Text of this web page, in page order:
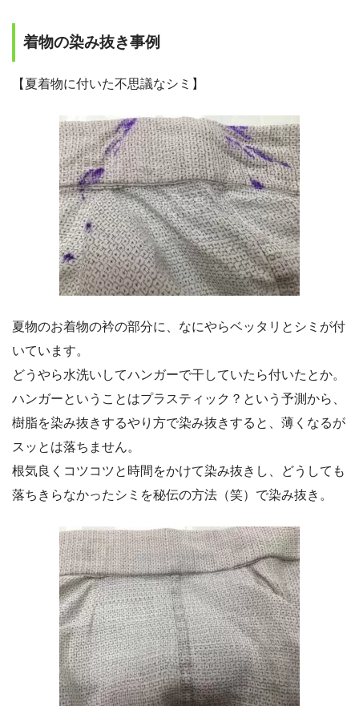
着物の染み抜き事例
【夏着物に付いた不思議なシミ】
夏物のお着物の衿の部分に、なにやらベッタリとシミが付
いています。
どうやら水洗いしてハンガーで干していたら付いたとか。
ハンガーということはプラスティック？という予測から、
樹脂を染み抜きするやり方で染み抜きすると、薄くなるが
スッとは落ちません。
根気良くコツコツと時間をかけて染み抜きし、どうしても
落ちきらなかったシミを秘伝の方法（笑）で染み抜き。